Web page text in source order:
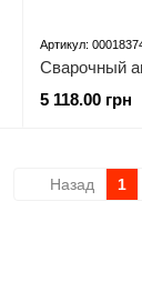
Артикул:
5 118.00 грн
Назад 1